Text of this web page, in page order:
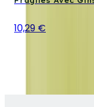
10,29 €